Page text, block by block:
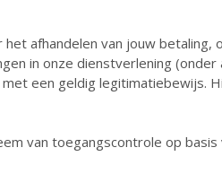
afhandelen van jouw
in onze dienstverlening
een geldig legitimatiebewijs.
van toegangscontrole op basis